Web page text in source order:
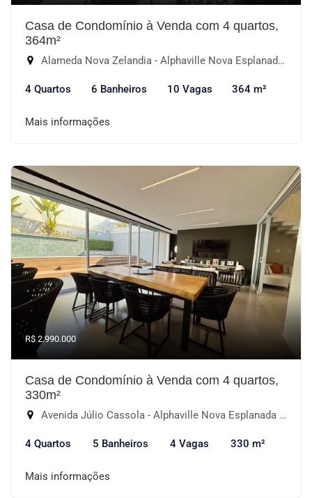
Casa de Condomínio à Venda com 4 quartos,
364m²
Alameda Nova Zelandia - Alphaville Nova Esplanada I, Votorantim-SP
4 Quartos 6 Banheiros 10 Vagas 364 m²
Mais informações
R$ 2.990.000
Casa de Condomínio à Venda com 4 quartos,
330m²
Avenida Júlio Cassola - Alphaville Nova Esplanada IV, Votorantim-SP
4 Quartos 5 Banheiros 4 Vagas 330 m²
Mais informações